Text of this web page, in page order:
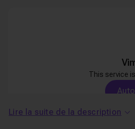
This service
Lire la suite de la description